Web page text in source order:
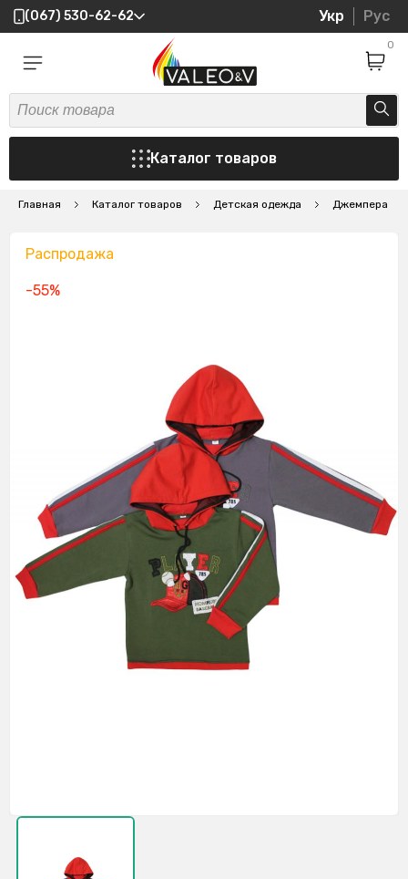
(067) 530-62-62 Укр Рус
0
Каталог товаров
Главная Каталог товаров Детская одежда Джемпера
Распродажа
-55%